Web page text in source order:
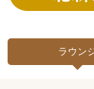
ラウン